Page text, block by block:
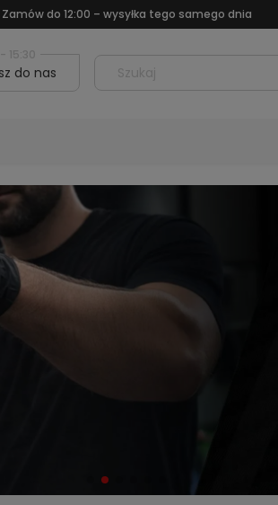
wybór folii w Polsce – tylko znane marki
15:30
do nas